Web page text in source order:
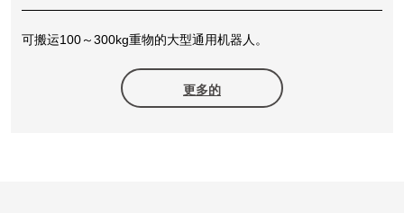
可搬运100～300kg重物的大型通用机器人。
更多的